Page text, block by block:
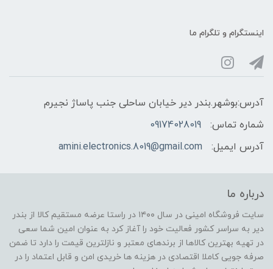
اینستگرام و تلگرام ما
آدرس:بوشهر.بندر دیر خیابان ساحلی جنب پاساژ نجیرم
شماره تماس:
09174028019
آدرس ایمیل:
amini.electronics.8019@gmail.com
درباره ما
سایت فروشگاه امینی در سال ۱۴۰۰ در راستا عرضه مستقیم کالا از بندر
دیر به سراسر کشور فعالیت خود را آغاز کرد به عنوان امین شما سعی
در تهیه بهترین کالاها از برندهای معتبر و نازلترین قیمت را دارد تا ضمن
صرفه جویی کاملا اقتصادی در هزینه ها خریدی امن و قابل اعتماد را در